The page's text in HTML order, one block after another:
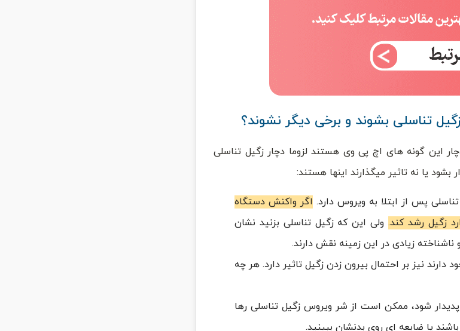
تناسلی بشوند و برخی دیگر نشوند؟
این گونه های اچ پی وی هستند لزوما دچار زگیل تناسلی
یا نه تاثیر میگذارند اینها هستند:
پس از ابتلا به ویروس دارد. اگر واکنش دستگاه
زگیل رشد کند.ولی این که زگیل تناسلی بزنید نشان
زیادی در این زمینه نقش دارند.
نیز بر احتمال بیرون زدن زگیل تاثیر دارد. هر چه
پدیدار شود، ممکن است از شر ویروس زگیل تناسلی رها
یا ضایعه ای روی بدنشان ببینید.